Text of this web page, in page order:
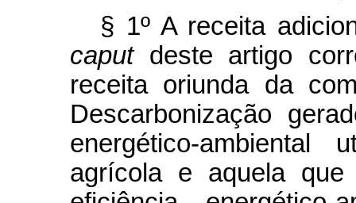
§ 1º A receita
caputdeste artigo
receita oriunda da
Descarbonização
energético-ambiental
agrícola e aquela